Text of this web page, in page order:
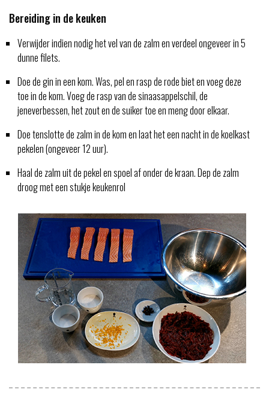
Bereiding in de keuken
Verwijder indien nodig het vel van de zalm en verdeel ongeveer in 5
dunne filets.
Doe de gin in een kom. Was, pel en rasp de rode biet en voeg deze
toe in de kom. Voeg de rasp van de sinaasappelschil, de
jeneverbessen, het zout en de suiker toe en meng door elkaar.
Doe tenslotte de zalm in de kom en laat het een nacht in de koelkast
pekelen (ongeveer 12 uur).
Haal de zalm uit de pekel en spoel af onder de kraan. Dep de zalm
droog met een stukje keukenrol